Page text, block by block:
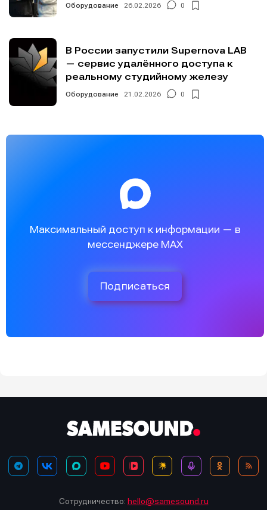
Оборудование 26.02.2026 0
В России запустили Supernova LAB
— сервис удалённого доступа к
реальному студийному железу
Оборудование 21.02.2026 0
Максимальный доступ к информации — в
мессенджере MAX
Подписаться
Сотрудничество: hello@samesound.ru